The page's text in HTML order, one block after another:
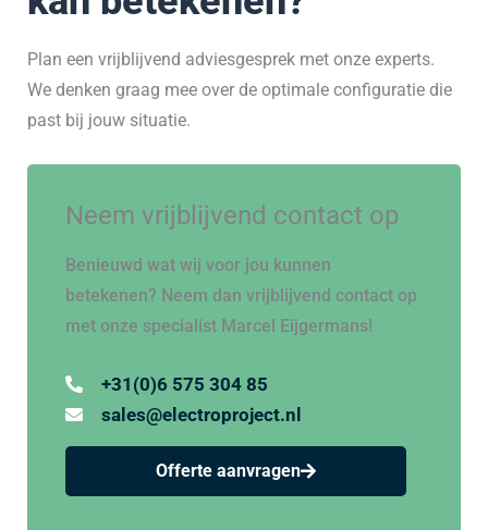
Plan een vrijblijvend adviesgesprek met onze experts.
We denken graag mee over de optimale configuratie die
past bij jouw situatie.
Neem vrijblijvend contact op
Benieuwd wat wij voor jou kunnen
betekenen? Neem dan vrijblijvend contact op
met onze specialist Marcel Eijgermans!
+31(0)6 575 304 85
sales@electroproject.nl
Offerte aanvragen